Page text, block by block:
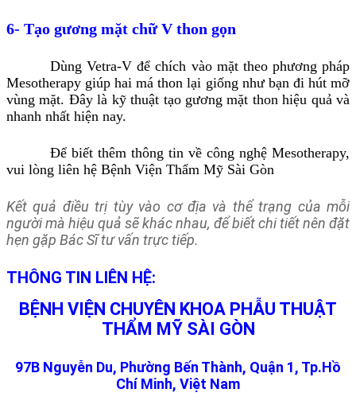
6- Tạo gương mặt chữ V thon gọn
Dùng Vetra-V để chích vào mặt theo phương pháp
Mesotherapy giúp hai má thon lại giống như bạn đi hút mỡ
vùng mặt. Đây là kỹ thuật tạo gương mặt thon hiệu quả và
nhanh nhất hiện nay.
Để biết thêm thông tin về công nghệ Mesotherapy,
vui lòng liên hệ Bệnh Viện Thẩm Mỹ Sài Gòn
Kết quả điều trị tùy vào cơ địa và thể trạng của mỗi
người mà hiệu quả sẽ khác nhau, để biết chi tiết nên đặt
hẹn gặp Bác Sĩ tư vấn trực tiếp.
THÔNG TIN LIÊN HỆ:
BỆNH VIỆN CHUYÊN KHOA PHẪU THUẬT
THẨM MỸ SÀI GÒN
97B Nguyễn Du, Phường Bến Thành, Quận 1, Tp.Hồ
Chí Minh, Việt Nam